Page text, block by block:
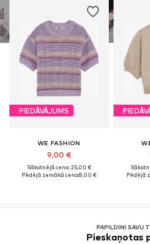
PIEDĀVĀJUMS
WE FASHION
9,00 €
Sākotnējā cena: 25,00 €
Pēdējā zemākā cena:8,00 €
Pēdējā
PAPILDINI SAVU
Pieskaņotas